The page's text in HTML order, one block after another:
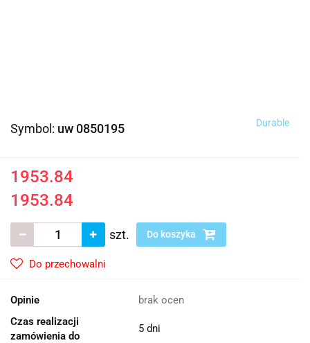
Symbol: uw 0850195 Durable
1953.84
1953.84
szt. Do koszyka
Do przechowalni
Opinie
brak ocen
Czas realizacji
zamówienia do
5 dni